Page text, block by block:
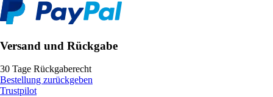
Versand und Rückgabe
30 Tage Rückgaberecht
Bestellung zurückgeben
Trustpilot